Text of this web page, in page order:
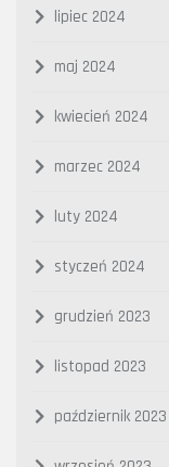
lipiec 2024
maj 2024
kwiecień 2024
marzec 2024
luty 2024
styczeń 2024
grudzień 2023
listopad 2023
październik 2023